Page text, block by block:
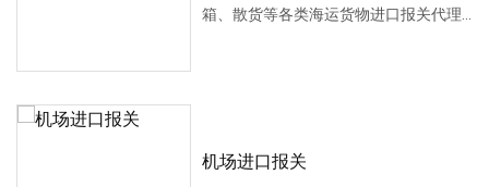
箱、散货等各类海运货物进口报关代理
机场进口报关